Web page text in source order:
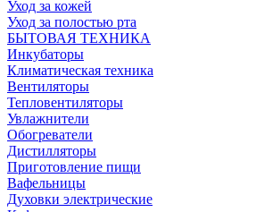
Уход за кожей
Уход за полостью рта
БЫТОВАЯ ТЕХНИКА
Инкубаторы
Климатическая техника
Вентиляторы
Тепловентиляторы
Увлажнители
Обогреватели
Дистилляторы
Приготовление пищи
Вафельницы
Духовки электрические